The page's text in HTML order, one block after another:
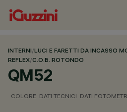
INTERNI/LUCI E FARETTI DA INCASSO
REFLEX/C.O.B. ROTONDO
QM52
COLORE DATI TECNICI DATI